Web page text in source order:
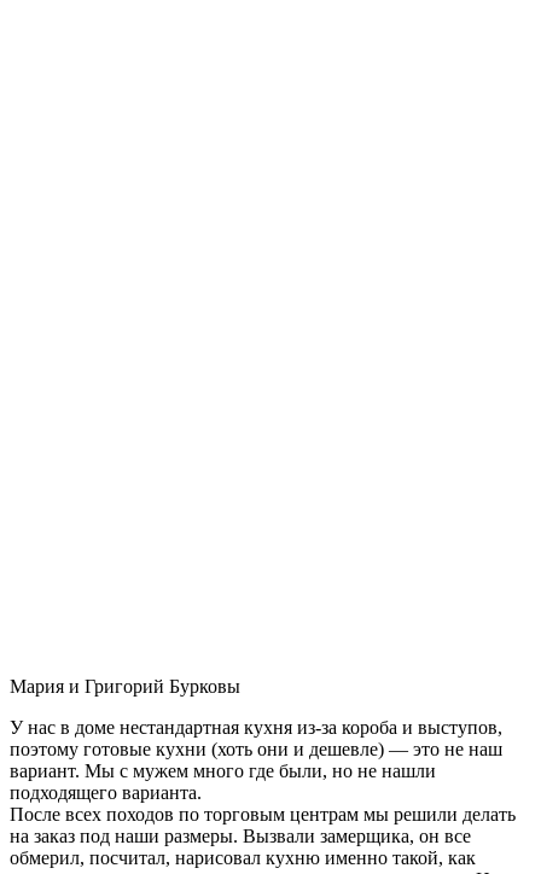
Мария и Григорий Бурковы
У нас в доме нестандартная кухня из-за короба и выступов,
поэтому готовые кухни (хоть они и дешевле) — это не наш
вариант. Мы с мужем много где были, но не нашли
подходящего варианта.
После всех походов по торговым центрам мы решили делать
на заказ под наши размеры. Вызвали замерщика, он все
обмерил, посчитал, нарисовал кухню именно такой, как